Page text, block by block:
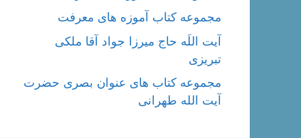
مجموعه کتاب آموزه های معرفت
آیت اللَه حاج میرزا جواد آقا ملکی
تبریزی
مجموعه کتاب های عنوان بصری حضرت
آیت الله طهرانی